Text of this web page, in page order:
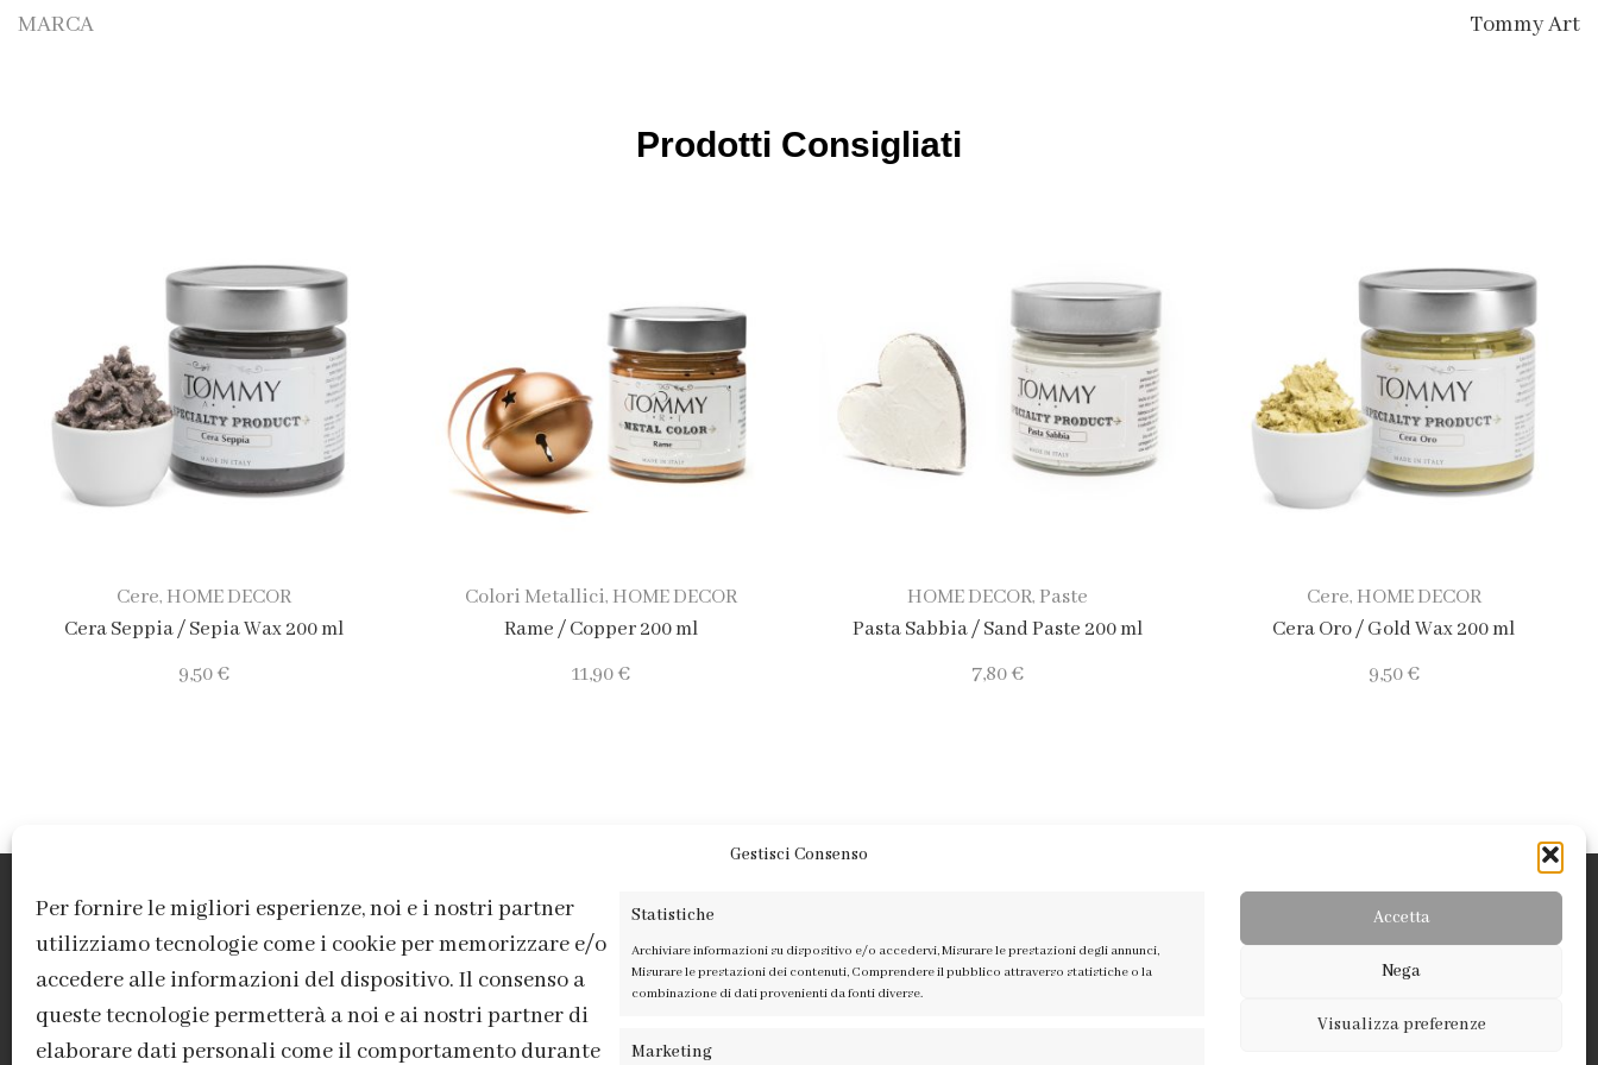
Gestisci Consenso
Per fornire le migliori esperienze, noi e i nostri partner
utilizziamo tecnologie come i cookie per memorizzare e/o
accedere alle informazioni del dispositivo. Il consenso a
queste tecnologie permetterà a noi e ai nostri partner di
elaborare dati personali come il comportamento durante
Statistiche
Archiviare informazioni su dispositivo e/o accedervi, Misurare le prestazioni degli annunci,
Misurare le prestazioni dei contenuti, Comprendere il pubblico attraverso statistiche o la
combinazione di dati provenienti da fonti diverse.
Marketing
Accetta
Nega
Visualizza preferenze
MARCA Tommy Art
Prodotti Consigliati
Cere, HOME DECOR
Cera Seppia / Sepia Wax 200 ml
9,50€
Colori Metallici, HOME DECOR
Rame / Copper 200 ml
11,90€
HOME DECOR, Paste
Pasta Sabbia / Sand Paste 200 ml
7,80€
Cere, HOME DECOR
Cera Oro / Gold Wax 200 ml
9,50€